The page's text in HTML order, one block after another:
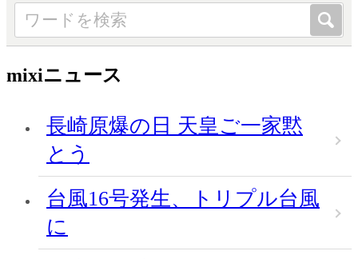
mixiニュース
長崎原爆の日 天皇ご一家黙
とう
台風16号発生、トリプル台風
に